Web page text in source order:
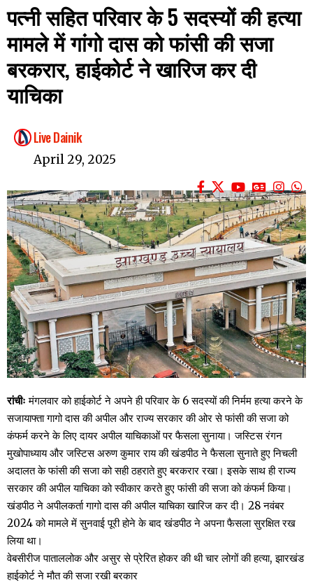
पत्नी सहित परिवार के 5 सदस्यों की हत्या
मामले में गांगो दास को फांसी की सजा
बरकरार, हाईकोर्ट ने खारिज कर दी
याचिका
Live Dainik
April 29, 2025
रांचीः मंगलवार को हाईकोर्ट ने अपने ही परिवार के 6 सदस्यों की निर्मम हत्या करने के
सजायाफ्ता गागो दास की अपील और राज्य सरकार की ओर से फांसी की सजा को
कंफर्म करने के लिए दायर अपील याचिकाओं पर फैसला सुनाया। जस्टिस रंगन
मुखोपाध्याय और जस्टिस अरुण कुमार राय की खंडपीठ ने फैसला सुनाते हुए निचली
अदालत के फांसी की सजा को सही ठहराते हुए बरकरार रखा। इसके साथ ही राज्य
सरकार की अपील याचिका को स्वीकार करते हुए फांसी की सजा को कंफर्म किया।
खंडपीठ ने अपीलकर्ता गागो दास की अपील याचिका खारिज कर दी। 28 नवंबर
2024 को मामले में सुनवाई पूरी होने के बाद खंडपीठ ने अपना फैसला सुरक्षित रख
लिया था।
वेबसीरीज पाताललोक और असुर से प्रेरित होकर की थी चार लोगों की हत्या, झारखंड
हाईकोर्ट ने मौत की सजा रखी बरकार